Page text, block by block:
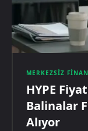
MERKEZSIZ
HYPE
Balinalar
Alıyor